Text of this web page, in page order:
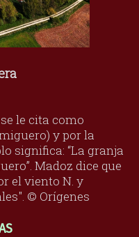
le cita como
y por la
significa: “La granja
Madoz dice que
el viento N. y
© Orígenes